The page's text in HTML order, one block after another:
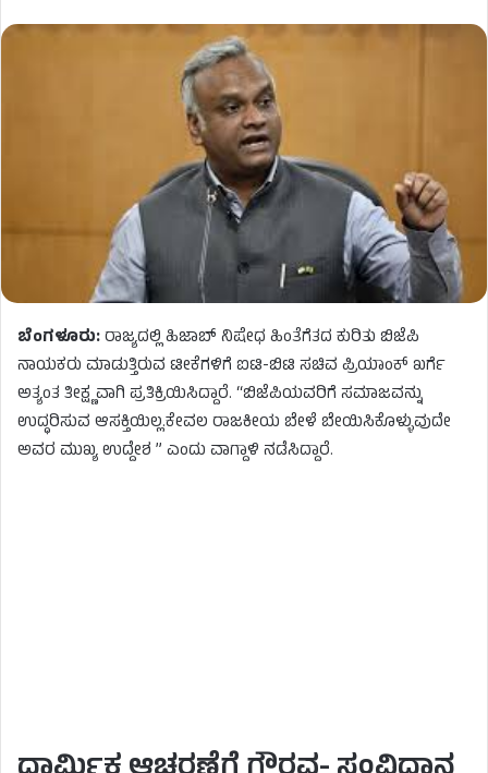
ಬೆಂಗಳೂರು:ರಾಜ್ಯದಲ್ಲಿ ಹಿಜಾಬ್ ನಿಷೇಧ ಹಿಂತೆಗೆತದ ಕುರಿತು ಬಿಜೆಪಿ
ನಾಯಕರು ಮಾಡುತ್ತಿರುವ ಟೀಕೆಗಳಿಗೆ ಐಟಿ-ಬಿಟಿ ಸಚಿವ ಪ್ರಿಯಾಂಕ್ ಖರ್ಗೆ
ಅತ್ಯಂತ ತೀಕ್ಷ್ಣವಾಗಿ ಪ್ರತಿಕ್ರಿಯಿಸಿದ್ದಾರೆ. “ಬಿಜೆಪಿಯವರಿಗೆ ಸಮಾಜವನ್ನು
ಉದ್ಧರಿಸುವ ಆಸಕ್ತಿಯಿಲ್ಲ.ಕೇವಲ ರಾಜಕೀಯ ಬೇಳೆ ಬೇಯಿಸಿಕೊಳ್ಳುವುದೇ
ಅವರ ಮುಖ್ಯ ಉದ್ದೇಶ ” ಎಂದು ವಾಗ್ದಾಳಿ ನಡೆಸಿದ್ದಾರೆ.